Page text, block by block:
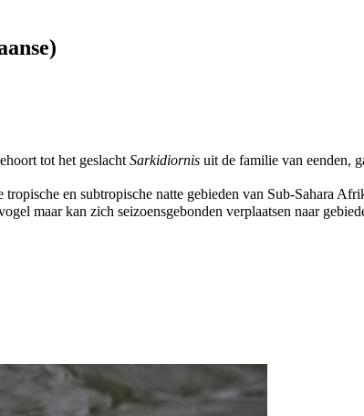
tot het geslacht Sarkidiornis uit de familie van eenden,
en subtropische natte gebieden van Sub-Sahara
maar kan zich seizoensgebonden verplaatsen naar